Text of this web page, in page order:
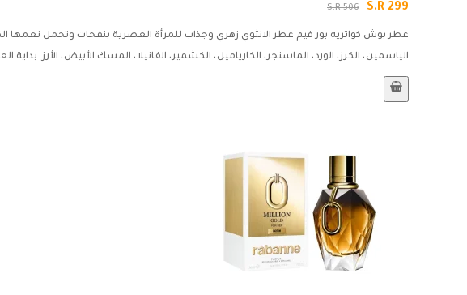
S.R 299
S.R 506
عطر بوش كواتريه بور فيم عطر الانثوي زهري وجذاب للمرأة العصرية بنفحات وتحمل نعمها
الياسمين، الكرز، الورد، الماسنجر، الكارياميل، الكشمير، الفانيلا، المسك الأبيض، الأرز